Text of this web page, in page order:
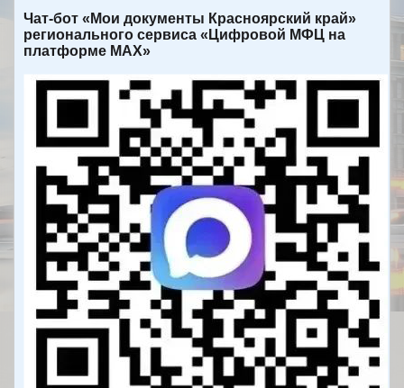
Чат-бот «Мои документы Красноярский край»
регионального сервиса «Цифровой МФЦ на
платформе МАХ»